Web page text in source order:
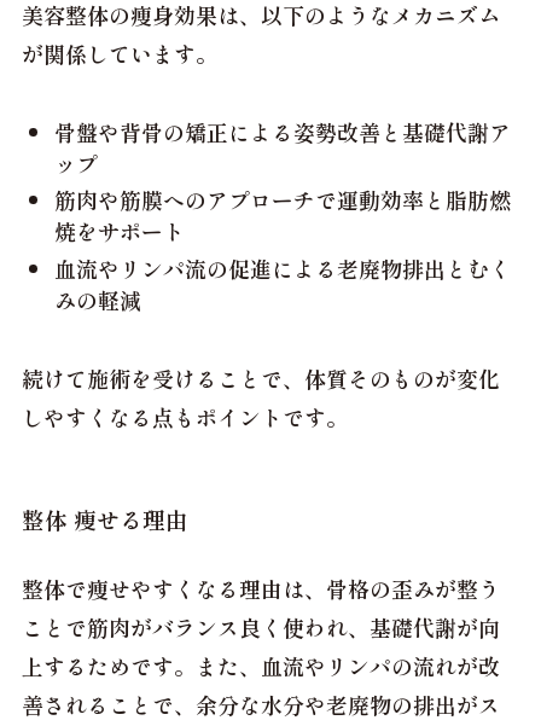
美容整体の痩身効果は、以下のようなメカニズム
が関係しています。
骨盤や背骨の矯正による姿勢改善と基礎代謝ア
ップ
筋肉や筋膜へのアプローチで運動効率と脂肪燃
焼をサポート
血流やリンパ流の促進による老廃物排出とむく
みの軽減
続けて施術を受けることで、体質そのものが変化
しやすくなる点もポイントです。
整体 痩せる理由
整体で痩せやすくなる理由は、骨格の歪みが整う
ことで筋肉がバランス良く使われ、基礎代謝が向
上するためです。また、血流やリンパの流れが改
善されることで、余分な水分や老廃物の排出がス